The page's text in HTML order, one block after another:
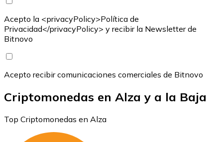
Acepto la <privacyPolicy>Política de
Privacidad</privacyPolicy> y recibir la Newsletter de
Bitnovo
Acepto recibir comunicaciones comerciales de Bitnovo
Criptomonedas en Alza y a la Baja
Top Criptomonedas en Alza